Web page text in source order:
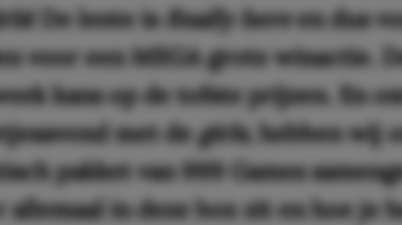
! De lente isfinally hereen dus
voor een MEGA grote winactie.
kans op de tofste prijzen. En
met degirls, hebben wij
pakket van 999 Games
allemaal in deze box zit en hoe je